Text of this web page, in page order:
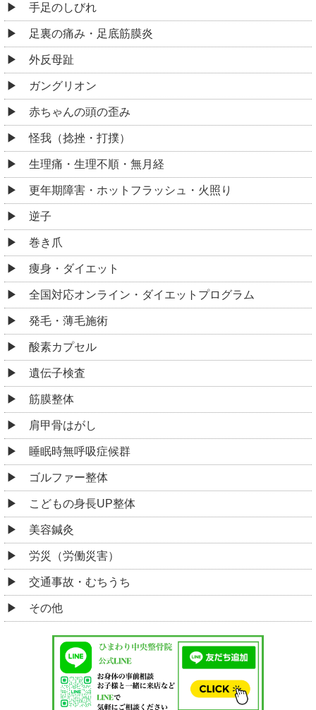
手足のしびれ
足裏の痛み・足底筋膜炎
外反母趾
ガングリオン
赤ちゃんの頭の歪み
怪我（捻挫・打撲）
生理痛・生理不順・無月経
更年期障害・ホットフラッシュ・火照り
逆子
巻き爪
痩身・ダイエット
全国対応オンライン・ダイエットプログラム
発毛・薄毛施術
酸素カプセル
遺伝子検査
筋膜整体
肩甲骨はがし
睡眠時無呼吸症候群
ゴルファー整体
こどもの身長UP整体
美容鍼灸
労災（労働災害）
交通事故・むちうち
その他